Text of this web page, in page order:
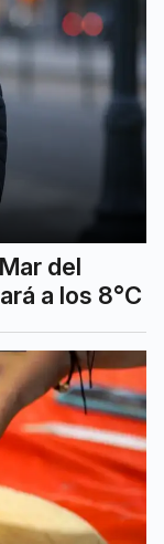
del
a los 8°C